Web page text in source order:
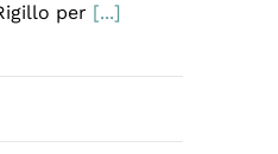
per [...]